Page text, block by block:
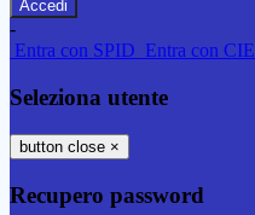
-
Entra con SPID Entra con CIE
Seleziona utente
button close ×
Recupero password